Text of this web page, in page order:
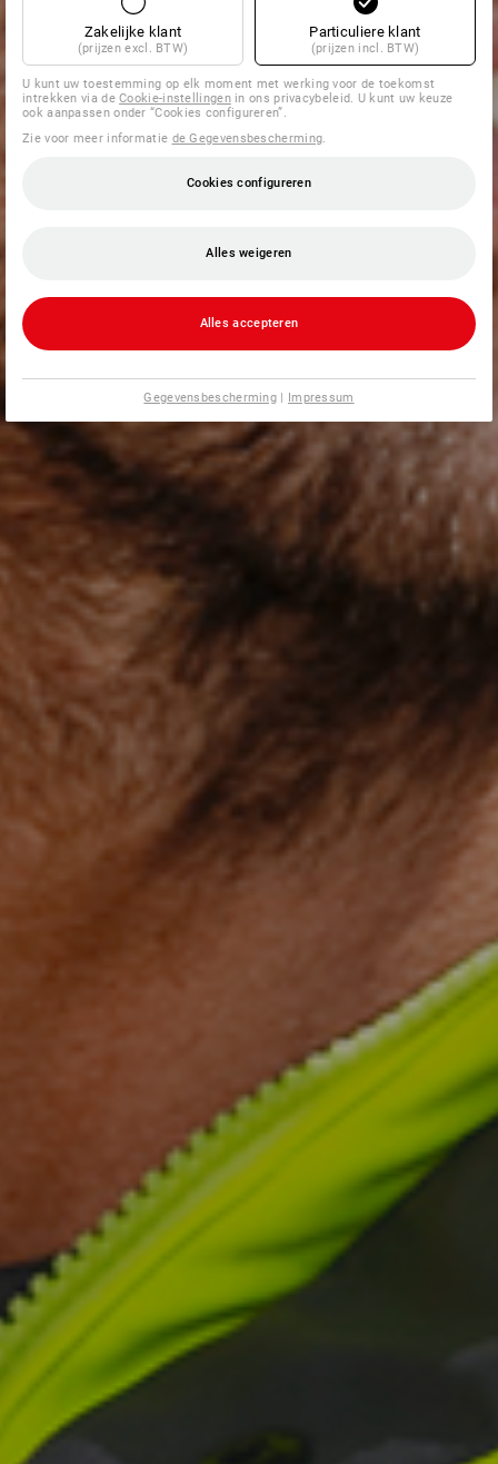
Zakelijke klant
(prijzen excl. BTW)
Particuliere klant
(prijzen incl. BTW)
U kunt uw toestemming op elk moment met werking voor de toekomst
intrekken via deCookie-instellingenin ons privacybeleid. U kunt uw keuze
ook aanpassen onder “Cookies configureren”.
Zie voor meer informatie de Gegevensbescherming
Cookies configureren
Alles weigeren
Alles accepteren
Gegevensbescherming | Impressum